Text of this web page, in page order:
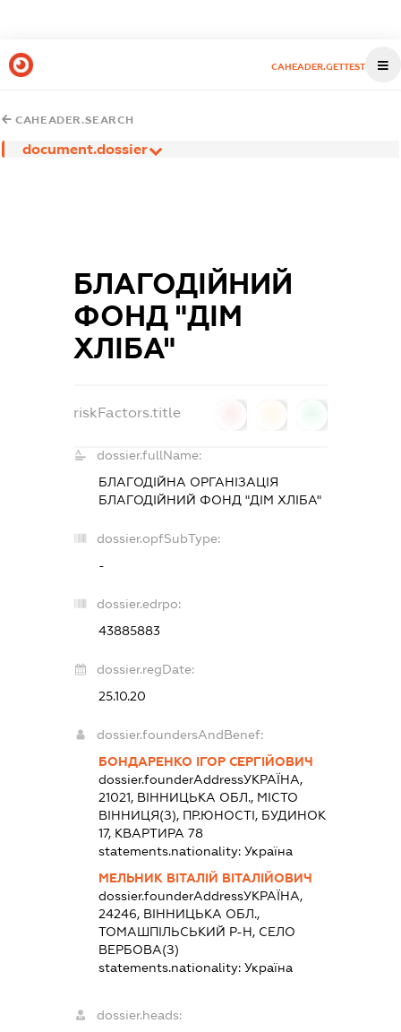
CAHEADER.GETTEST
CAHEADER.SEARCH
document.dossier
БЛАГОДІЙНИЙ
ФОНД "ДІМ
ХЛІБА"
riskFactors.title
dossier.fullName:
БЛАГОДІЙНА ОРГАНІЗАЦІЯ
БЛАГОДІЙНИЙ ФОНД "ДІМ ХЛІБА"
dossier.opfSubType:
-
dossier.edrpo:
43885883
dossier.regDate:
25.10.20
dossier.foundersAndBenef:
БОНДАРЕНКО ІГОР СЕРГІЙОВИЧ
dossier.founderAddressУКРАЇНА,
21021, ВІННИЦЬКА ОБЛ., МІСТО
ВІННИЦЯ(З), ПР.ЮНОСТІ, БУДИНОК
17, КВАРТИРА 78
statements.nationality: Україна
МЕЛЬНИК ВІТАЛІЙ ВІТАЛІЙОВИЧ
dossier.founderAddressУКРАЇНА,
24246, ВІННИЦЬКА ОБЛ.,
ТОМАШПІЛЬСЬКИЙ Р-Н, СЕЛО
ВЕРБОВА(З)
statements.nationality: Україна
dossier.heads: